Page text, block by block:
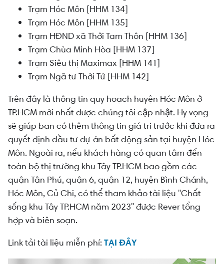
Trạm Hóc Môn [HHM 134]
Trạm Hóc Môn [HHM 135]
Trạm HĐND xã Thới Tam Thôn [HHM 136]
Trạm Chùa Minh Hòa [HHM 137]
Trạm Siêu thị Maximax [HHM 141]
Trạm Ngã tư Thới Tứ [HHM 142]
Trên đây là thông tin quy hoạch huyện Hóc Môn ở
TP.HCM mới nhất được chúng tôi cập nhật. Hy vọng
sẽ giúp bạn có thêm thông tin giá trị trước khi đưa ra
quyết định đầu tư dự án bất động sản tại huyện Hóc
Môn. Ngoài ra, nếu khách hàng có quan tâm đến
toàn bộ thị trường khu Tây TP.HCM bao gồm các
quận Tân Phú, quận 6, quận 12, huyện Bình Chánh,
Hóc Môn, Củ Chi, có thể tham khảo tài liệu "Chất
sống khu Tây TP.HCM năm 2023" được Rever tổng
hợp và biên soạn.
Link tải tài liệu miễn phí: TẠI ĐÂY